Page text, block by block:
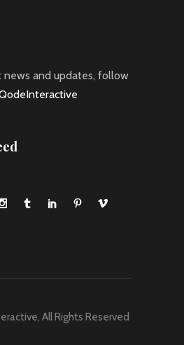
news and updates, follow
, All Rights Reserved